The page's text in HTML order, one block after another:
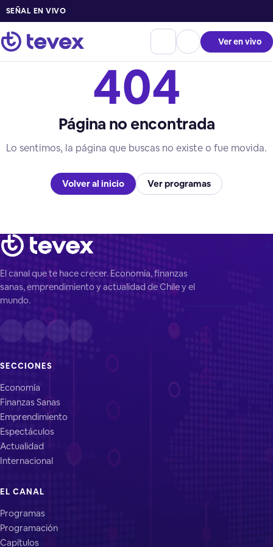
SEÑAL EN VIVO
Ver en vivo
404
Página no encontrada
Lo sentimos, la página que buscas no existe o fue movida.
Volver al inicio Ver programas
El canal que te hace crecer. Economía, finanzas
sanas, emprendimiento y actualidad de Chile y el
mundo.
SECCIONES
Economía
Finanzas Sanas
Emprendimiento
Espectáculos
Actualidad
Internacional
EL CANAL
Programas
Programación
Capítulos